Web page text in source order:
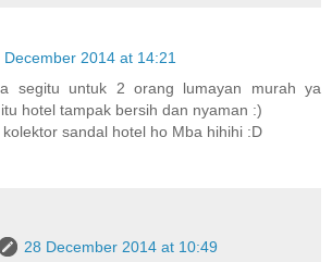
December 2014 at 14:21
segitu untuk 2 orang lumayan murah ya
hotel tampak bersih dan nyaman :)
sandal hotel ho Mba hihihi :D
28 December 2014 at 10:49